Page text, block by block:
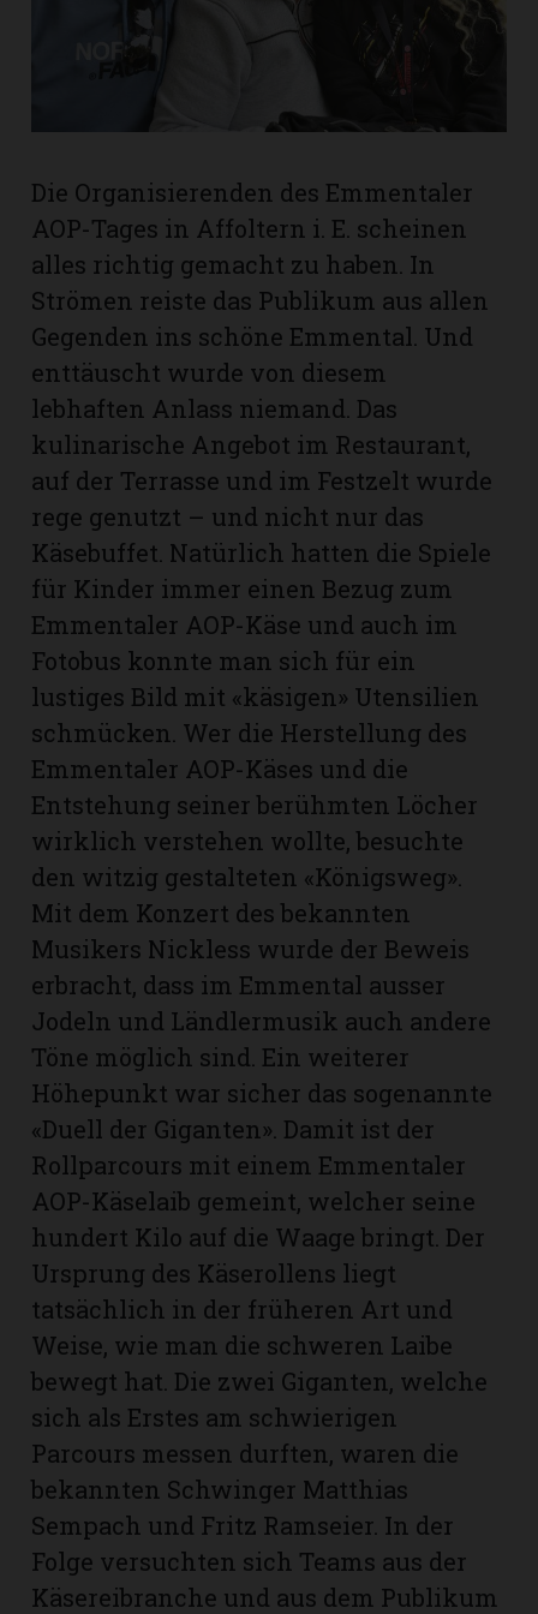
Die Organisierenden des Emmentaler
AOP-Tages in Affoltern i. E. scheinen
alles richtig gemacht zu haben. In
Strömen reiste das Publikum aus allen
Gegenden ins schöne Emmental. Und
enttäuscht wurde von diesem
lebhaften Anlass niemand. Das
kulinarische Angebot im Restaurant,
auf der Terrasse und im Festzelt wurde
rege genutzt – und nicht nur das
Käsebuffet. Natürlich hatten die Spiele
für Kinder immer einen Bezug zum
Emmentaler AOP-Käse und auch im
Fotobus konnte man sich für ein
lustiges Bild mit «käsigen» Utensilien
schmücken. Wer die Herstellung des
Emmentaler AOP-Käses und die
Entstehung seiner berühmten Löcher
wirklich verstehen wollte, besuchte
den witzig gestalteten «Königsweg».
Mit dem Konzert des bekannten
Musikers Nickless wurde der Beweis
erbracht, dass im Emmental ausser
Jodeln und Ländlermusik auch andere
Töne möglich sind. Ein weiterer
Höhepunkt war sicher das sogenannte
«Duell der Giganten». Damit ist der
Rollparcours mit einem Emmentaler
AOP-Käselaib gemeint, welcher seine
hundert Kilo auf die Waage bringt. Der
Ursprung des Käserollens liegt
tatsächlich in der früheren Art und
Weise, wie man die schweren Laibe
bewegt hat. Die zwei Giganten, welche
sich als Erstes am schwierigen
Parcours messen durften, waren die
bekannten Schwinger Matthias
Sempach und Fritz Ramseier. In der
Folge versuchten sich Teams aus der
Käsereibranche und aus dem Publikum